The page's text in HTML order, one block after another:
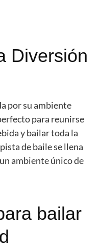
Diversión
por su ambiente
para reunirse
y bailar toda la
de baile se llena
ambiente único de
bailar